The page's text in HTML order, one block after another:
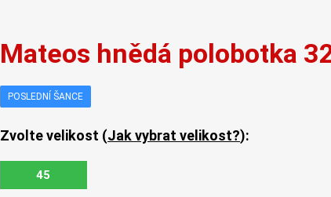
Mateos hnědá polobotka
POSLEDNÍ ŠANCE
Zvolte velikost (Jak vybrat velikost?):
45